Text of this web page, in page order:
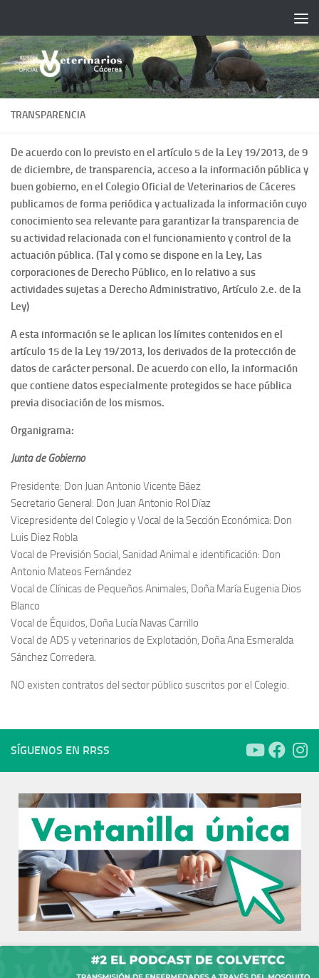
TRANSPARENCIA
De acuerdo con lo previsto en el artículo 5 de la Ley 19/2013, de 9
de diciembre, de transparencia, acceso a la información pública y
buen gobierno, en el Colegio Oficial de Veterinarios de Cáceres
publicamos de forma periódica y actualizada la información cuyo
conocimiento sea relevante para garantizar la transparencia de
su actividad relacionada con el funcionamiento y control de la
actuación pública. (Tal y como se dispone en la Ley, Las
corporaciones de Derecho Público, en lo relativo a sus
actividades sujetas a Derecho Administrativo, Artículo 2.e. de la
Ley)
A esta información se le aplican los límites contenidos en el
artículo 15 de la Ley 19/2013, los derivados de la protección de
datos de carácter personal. De acuerdo con ello, la información
que contiene datos especialmente protegidos se hace pública
previa disociación de los mismos.
Organigrama:
Junta de Gobierno
Presidente: Don Juan Antonio Vicente Báez
Secretario General: Don Juan Antonio Rol Díaz
Vicepresidente del Colegio y Vocal de la Sección Económica: Don
Luis Diez Robla
Vocal de Previsión Social, Sanidad Animal e identificación: Don
Antonio Mateos Fernández
Vocal de Clínicas de Pequeños Animales, Doña María Eugenia Dios
Blanco
Vocal de Équidos, Doña Lucía Navas Carrillo
Vocal de ADS y veterinarios de Explotación, Doña Ana Esmeralda
Sánchez Corredera.
NO existen contratos del sector público suscritos por el Colegio.
SÍGUENOS EN RRSS